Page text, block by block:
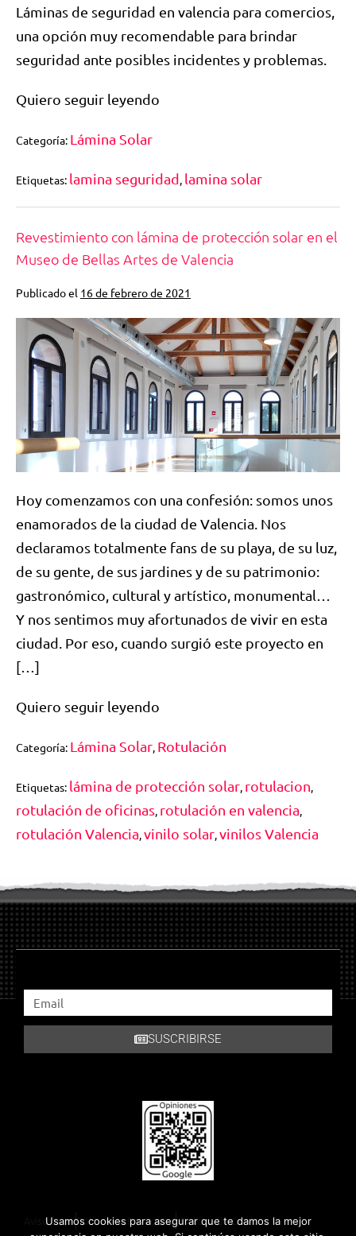
Láminas de seguridad en valencia para comercios,
una opción muy recomendable para brindar
seguridad ante posibles incidentes y problemas.
Quiero seguir leyendo
Categoría: Lámina Solar
Etiquetas: lamina seguridad, lamina solar
Revestimiento con lámina de protección solar en el
Museo de Bellas Artes de Valencia
Publicado el 16 de febrero de 2021
Hoy comenzamos con una confesión: somos unos
enamorados de la ciudad de Valencia. Nos
declaramos totalmente fans de su playa, de su luz,
de su gente, de sus jardines y de su patrimonio:
gastronómico, cultural y artístico, monumental…
Y nos sentimos muy afortunados de vivir en esta
ciudad. Por eso, cuando surgió este proyecto en
[…]
Quiero seguir leyendo
Categoría: Lámina Solar, Rotulación
Etiquetas: lámina de protección solar, rotulacion,
rotulación de oficinas, rotulación en valencia,
rotulación Valencia,vinilo solar,vinilos Valencia
SUSCRIBIRSE
Aviso LegalPolítica de Privacidad Política de Cookies
Usamos cookies para asegurar que te damos la mejor